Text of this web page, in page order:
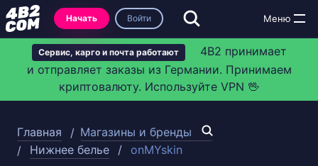
Сервис, карго и почта работают
4B2 принимает
и отправляет заказы из Германии. Принимаем
криптовалюту. Используйте VPN 🖖
Начать Войти
Главная
Магазины и бренды
Нижнее белье
onMYskin